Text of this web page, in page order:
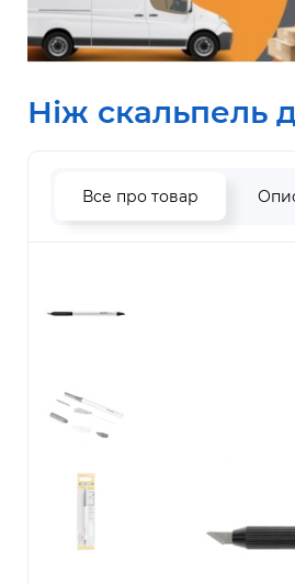
Ніж скальпель
Все про товар